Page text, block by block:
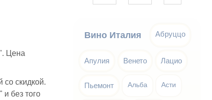
Цена
со скидкой.
без того
Вино Италия Абруццо
Апулия Венето Лацио
Пьемонт Альба Асти